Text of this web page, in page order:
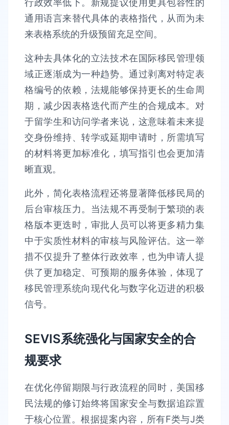
行政效率低下。新规提议使用更具包容性的
通用语言来替代具体的表格指代，从而为未
来表格系统的升级预留充足空间。
这种去具体化的立法技术在国际移民管理领
域正逐渐成为一种趋势。通过剥离对特定表
格编号的依赖，法规能够保持更长的生命周
期，减少因表格迭代而产生的合规成本。对
于留学生和访问学者来说，这意味着未来提
交身份维持、转学或延期申请时，所需填写
的材料将更加标准化，填写指引也会更加清
晰直观。
此外，简化表格流程还将显著降低移民局的
后台审核压力。当法规不再受制于繁琐的表
格版本更迭时，审批人员可以将更多精力集
中于实质性材料的审核与风险评估。这一举
措不仅提升了整体行政效率，也为申请人提
供了更加稳定、可预期的服务体验，体现了
移民管理系统向现代化与数字化迈进的积极
信号。
SEVIS系统强化与国家安全的合
规要求
在优化停留期限与行政流程的同时，美国移
民法规的修订始终将国家安全与数据追踪置
于核心位置。根据提案内容，所有F类与J类